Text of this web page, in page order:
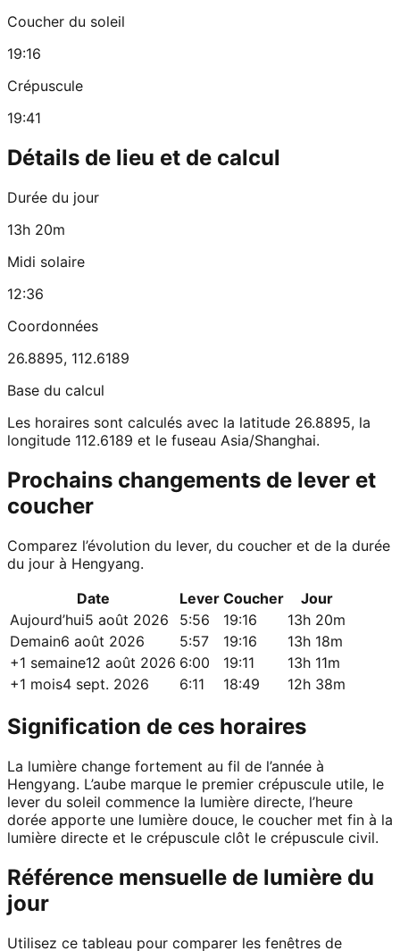
Coucher du soleil
19:16
Crépuscule
19:41
Détails de lieu et de calcul
Durée du jour
13h 20m
Midi solaire
12:36
Coordonnées
26.8895, 112.6189
Base du calcul
Les horaires sont calculés avec la latitude 26.8895, la
longitude 112.6189 et le fuseau Asia/Shanghai.
Prochains changements de lever et
coucher
Comparez l’évolution du lever, du coucher et de la durée
du jour à Hengyang.
Date
Lever Coucher
Jour
Aujourd’hui5 août 2026 5:56 19:16
13h 20m
Demain6 août 2026 5:57 19:16
13h 18m
+1 semaine12 août 2026 6:00 19:11
13h 11m
+1 mois4 sept. 2026 6:11 18:49 12h 38m
Signification de ces horaires
La lumière change fortement au fil de l’année à
Hengyang. L’aube marque le premier crépuscule utile, le
lever du soleil commence la lumière directe, l’heure
dorée apporte une lumière douce, le coucher met fin à la
lumière directe et le crépuscule clôt le crépuscule civil.
Référence mensuelle de lumière du
jour
Utilisez ce tableau pour comparer les fenêtres de